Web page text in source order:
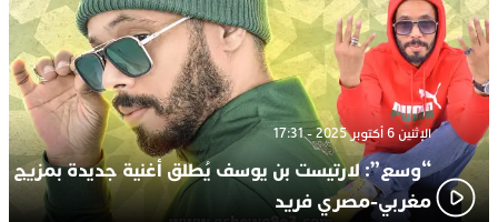
الإثنين 6 أكتوبر 2025 - 17:31
“وسع”: لارتيست بن يوسف يُطلق أغنية جديدة بمزيج
مغربي-مصري فريد